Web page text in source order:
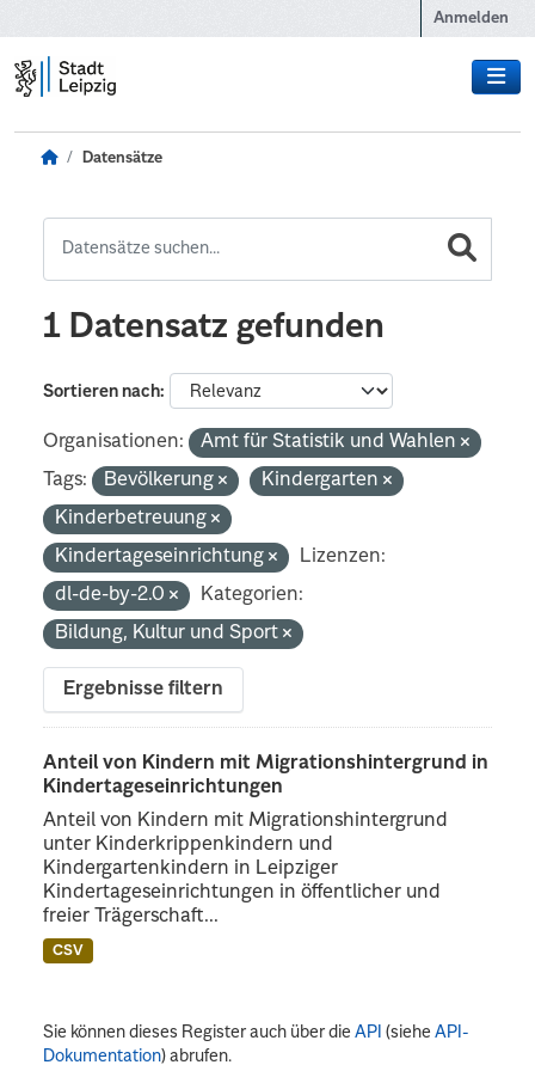
Anmelden
Datensätze
1 Datensatz gefunden
Sortieren nach
Organisationen:
Amt für Statistik und Wahlen
Tags:
Bevölkerung
Kindergarten
Kinderbetreuung
Kindertageseinrichtung
Lizenzen:
dl-de-by-2.0
Kategorien:
Bildung, Kultur und Sport
Ergebnisse filtern
Anteil von Kindern mit Migrationshintergrund in
Kindertageseinrichtungen
Anteil von Kindern mit Migrationshintergrund
unter Kinderkrippenkindern und
Kindergartenkindern in Leipziger
Kindertageseinrichtungen in öffentlicher und
freier Trägerschaft...
CSV
Sie können dieses Register auch über dieAPI (sieheAPI-
Dokumentation) abrufen.